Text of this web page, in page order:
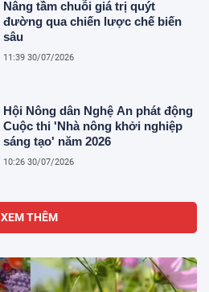
Nâng tầm chuỗi giá trị quýt
đường qua chiến lược chế biến
sâu
11:39 30/07/2026
Hội Nông dân Nghệ An phát động
Cuộc thi 'Nhà nông khởi nghiệp
sáng tạo' năm 2026
10:26 30/07/2026
XEM THÊM